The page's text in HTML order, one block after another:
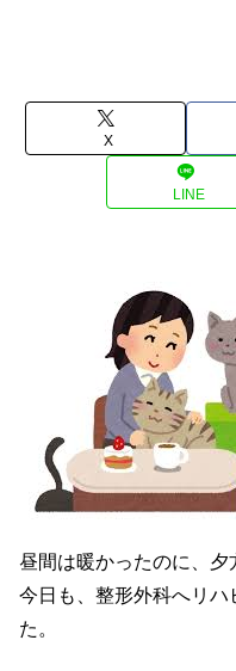
X
LINE
昼間は暖かったのに、夕
今日も、整形外科へリハ
た。